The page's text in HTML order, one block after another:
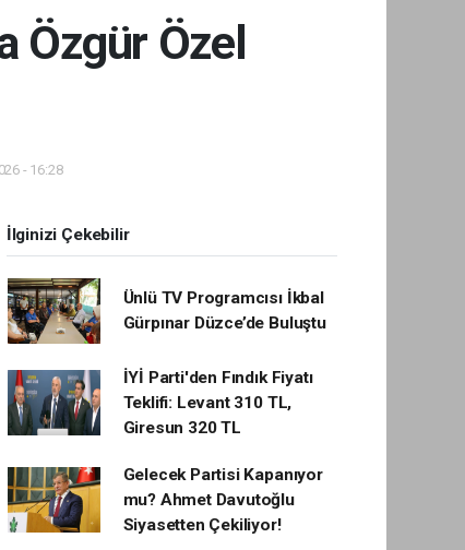
Özgür Özel
- 16:28
İlginizi Çekebilir
Ünlü TV Programcısı İkbal
Gürpınar Düzce’de Buluştu
İYİ Parti'den Fındık Fiyatı
Teklifi: Levant 310 TL,
Giresun 320 TL
Gelecek Partisi Kapanıyor
mu? Ahmet Davutoğlu
Siyasetten Çekiliyor!